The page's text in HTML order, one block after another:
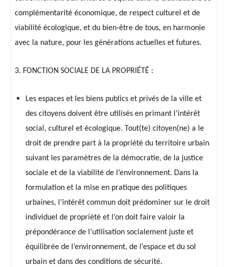
complémentarité économique, de respect culturel et de
viabilité écologique, et du bien-être de tous, en harmonie
avec la nature, pour les générations actuelles et futures.
3. FONCTION SOCIALE DE LA PROPRIÉTÉ :
Les espaces et les biens publics et privés de la ville et
des citoyens doivent être utilisés en primant l’intérêt
social, culturel et écologique. Tout(te) citoyen(ne) a le
droit de prendre part à la propriété du territoire urbain
suivant les paramètres de la démocratie, de la justice
sociale et de la viabilité de l’environnement. Dans la
formulation et la mise en pratique des politiques
urbaines, l’intérêt commun doit prédominer sur le droit
individuel de propriété et l’on doit faire valoir la
prépondérance de l’utilisation socialement juste et
équilibrée de l’environnement, de l’espace et du sol
urbain et dans des conditions de sécurité.